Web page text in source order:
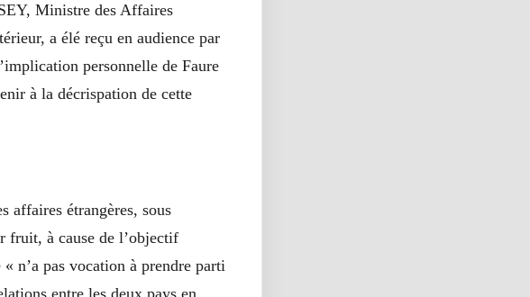
Ministre des Affaires
a élé reçu en audience par
personnelle de Faure
à la décrispation de cette
affaires étrangères, sous
fruit, à cause de l’objectif
n’a pas vocation à prendre parti